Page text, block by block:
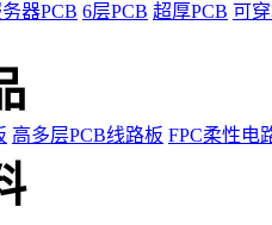
器PCB 6层PCB 超厚PCB 可
高多层PCB线路板 FPC柔性电